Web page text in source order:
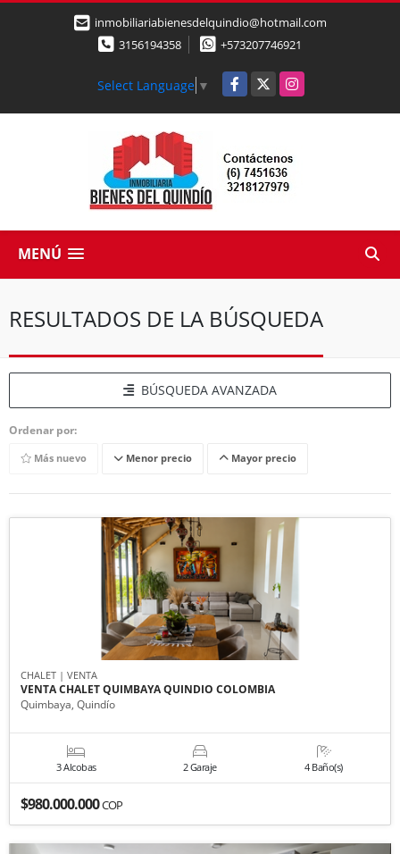
inmobiliariabienesdelquindio@hotmail.com
3156194358
+573207746921
Select Language ▼ Facebook
X Instagram
MENÚ
RESULTADOS DE LA BÚSQUEDA
BÚSQUEDA AVANZADA
Ordenar por:
Más nuevo Menor precio Mayor precio
CHALET | VENTA
VENTA CHALET QUIMBAYA QUINDIO COLOMBIA
Quimbaya, Quindío
3 Alcobas 2 Garaje 4 Baño(s)
$980.000.000COP